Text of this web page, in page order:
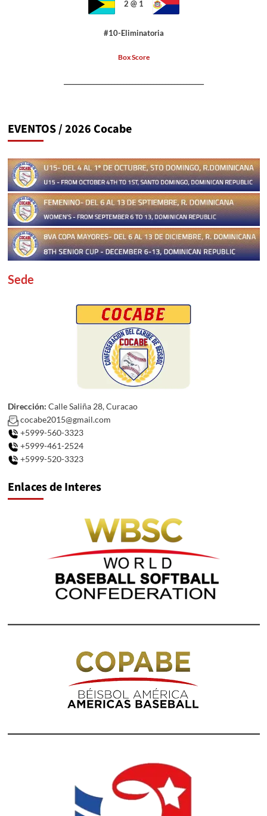
2 @ 1
#10-Eliminatoria
Box Score
EVENTOS / 2026 Cocabe
Sede
Dirección: Calle Saliña 28, Curacao
cocabe2015@gmail.com
+5999-560-3323
+5999-461-2524
+5999-520-3323
Enlaces de Interes